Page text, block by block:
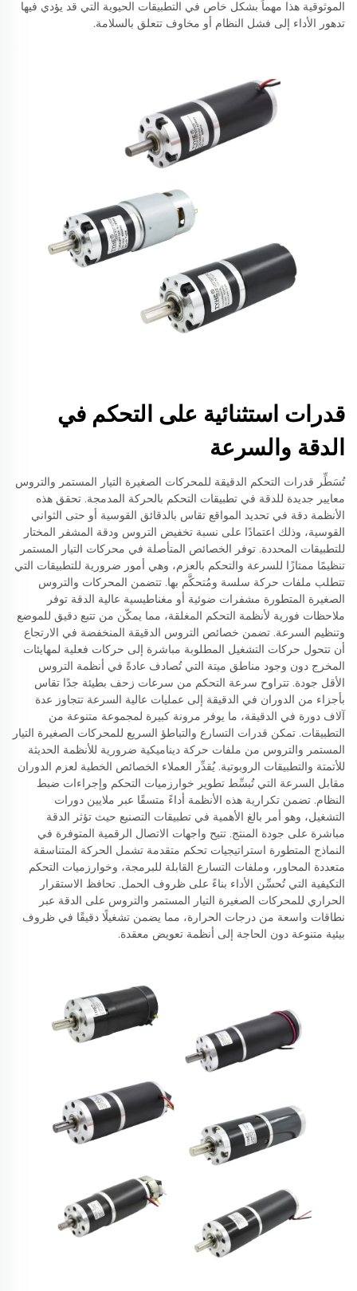
الموثوقية هذا مهماً بشكل خاص في التطبيقات الحيوية التي قد يؤدي فيها
تدهور الأداء إلى فشل النظام أو مخاوف تتعلق بالسلامة.
قدرات استثنائية على التحكم في
الدقة والسرعة
تُسَطِّر قدرات التحكم الدقيقة للمحركات الصغيرة التيار المستمر والتروس
معايير جديدة للدقة في تطبيقات التحكم بالحركة المدمجة. تحقق هذه
الأنظمة دقة في تحديد المواقع تقاس بالدقائق القوسية أو حتى الثواني
القوسية، وذلك اعتمادًا على نسبة تخفيض التروس ودقة المشفر المختار
للتطبيقات المحددة. توفر الخصائص المتأصلة في محركات التيار المستمر
تنظيمًا ممتازًا للسرعة والتحكم بالعزم، وهي أمور ضرورية للتطبيقات التي
تتطلب ملفات حركة سلسة ومُتحكَّم بها. تتضمن المحركات والتروس
الصغيرة المتطورة مشفرات ضوئية أو مغناطيسية عالية الدقة توفر
ملاحظات فورية لأنظمة التحكم المغلقة، مما يمكّن من تتبع دقيق للموضع
وتنظيم السرعة. تضمن خصائص التروس الدقيقة المنخفضة في الارتجاع
أن تتحول حركات التشغيل المطلوبة مباشرة إلى حركات فعلية لمهايئات
المخرج دون وجود مناطق ميتة التي تُصادف عادةً في أنظمة التروس
الأقل جودة. تتراوح سرعة التحكم من سرعات زحف بطيئة جدًا تقاس
بأجزاء من الدوران في الدقيقة إلى عمليات عالية السرعة تتجاوز عدة
آلاف دورة في الدقيقة، ما يوفر مرونة كبيرة لمجموعة متنوعة من
التطبيقات. تمكن قدرات التسارع والتباطؤ السريع للمحركات الصغيرة التيار
المستمر والتروس من ملفات حركة ديناميكية ضرورية للأنظمة الحديثة
للأتمتة والتطبيقات الروبوتية. يُقدِّر العملاء الخصائص الخطية لعزم الدوران
مقابل السرعة التي تُبسِّط تطوير خوارزميات التحكم وإجراءات ضبط
النظام. تضمن تكرارية هذه الأنظمة أداءً متسقًا عبر ملايين دورات
التشغيل، وهو أمر بالغ الأهمية في تطبيقات التصنيع حيث تؤثر الدقة
مباشرة على جودة المنتج. تتيح واجهات الاتصال الرقمية المتوفرة في
النماذج المتطورة استراتيجيات تحكم متقدمة تشمل الحركة المتناسقة
متعددة المحاور، وملفات التسارع القابلة للبرمجة، وخوارزميات التحكم
التكيفية التي تُحسِّن الأداء بناءً على ظروف الحمل. تحافظ الاستقرار
الحراري للمحركات الصغيرة التيار المستمر والتروس على الدقة عبر
نطاقات واسعة من درجات الحرارة، مما يضمن تشغيلًا دقيقًا في ظروف
بيئية متنوعة دون الحاجة إلى أنظمة تعويض معقدة.